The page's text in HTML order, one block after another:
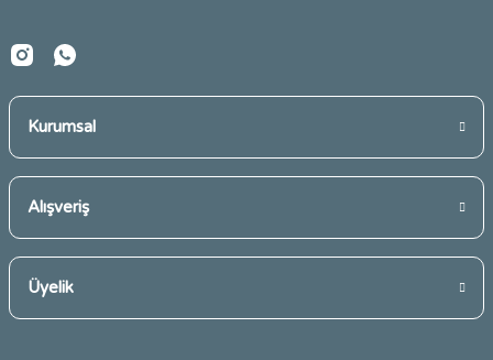
Kurumsal
Alışveriş
Üyelik